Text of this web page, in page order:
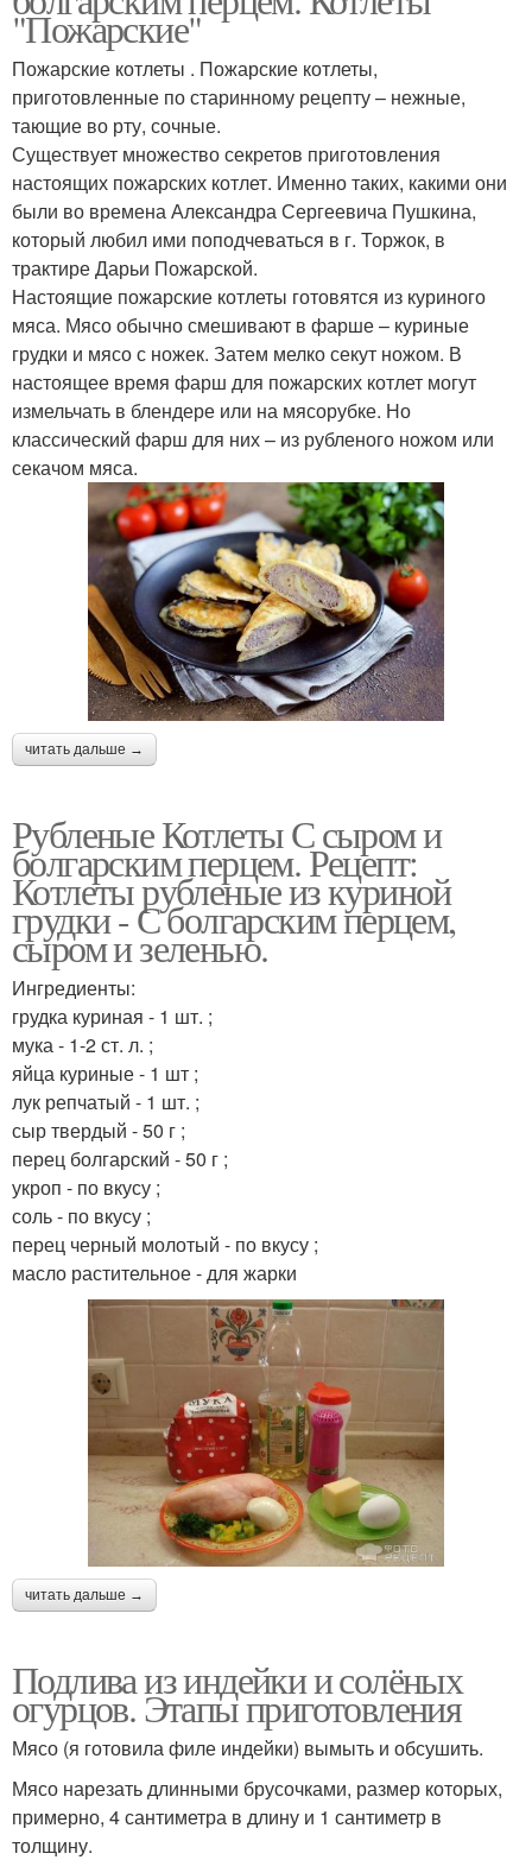
"Пожарские"
Пожарские котлеты . Пожарские котлеты,
приготовленные по старинному рецепту – нежные,
тающие во рту, сочные.
Существует множество секретов приготовления
настоящих пожарских котлет. Именно таких, какими они
были во времена Александра Сергеевича Пушкина,
который любил ими поподчеваться в г. Торжок, в
трактире Дарьи Пожарской.
Настоящие пожарские котлеты готовятся из куриного
мяса. Мясо обычно смешивают в фарше – куриные
грудки и мясо с ножек. Затем мелко секут ножом. В
настоящее время фарш для пожарских котлет могут
измельчать в блендере или на мясорубке. Но
классический фарш для них – из рубленого ножом или
секачом мяса.
читать дальше →
Рубленые Котлеты С сыром и
болгарским перцем. Рецепт:
Котлеты рубленые из куриной
грудки - С болгарским перцем,
сыром и зеленью.
Ингредиенты:
грудка куриная - 1 шт. ;
мука - 1-2 ст. л. ;
яйца куриные - 1 шт ;
лук репчатый - 1 шт. ;
сыр твердый - 50 г ;
перец болгарский - 50 г ;
укроп - по вкусу ;
соль - по вкусу ;
перец черный молотый - по вкусу ;
масло растительное - для жарки
читать дальше →
Подлива из индейки и солёных
огурцов. Этапы приготовления
Мясо (я готовила филе индейки) вымыть и обсушить.
Мясо нарезать длинными брусочками, размер которых,
примерно, 4 сантиметра в длину и 1 сантиметр в
толщину.